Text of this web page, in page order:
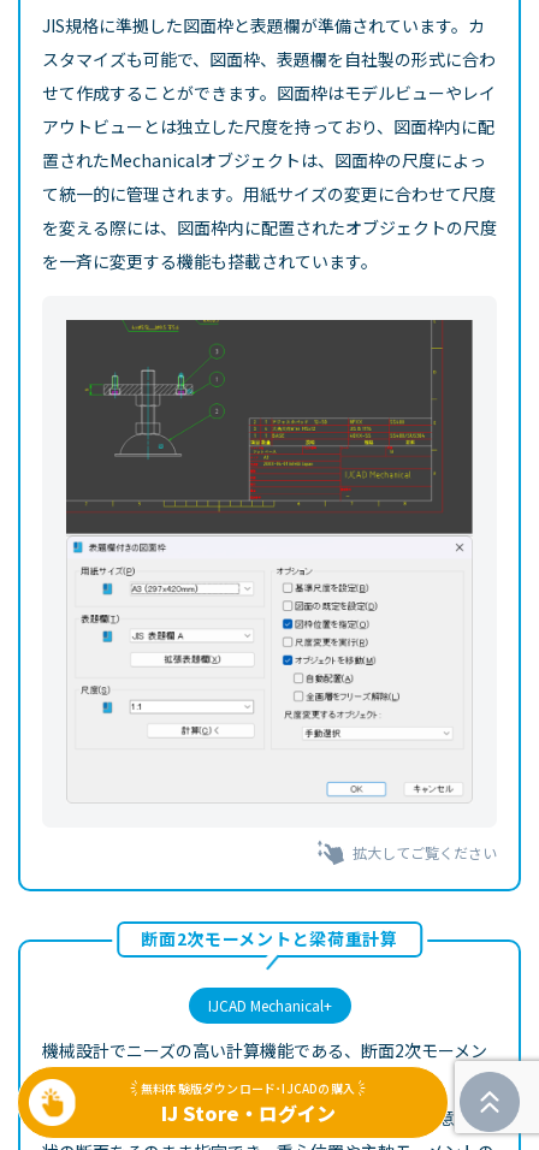
無料体験版ダウンロード･IJCADの購入
IJ Store・ログイン
JIS規格に準拠した図面枠と表題欄が準備されています。カ
スタマイズも可能で、図面枠、表題欄を自社製の形式に合わ
せて作成することができます。図面枠はモデルビューやレイ
アウトビューとは独立した尺度を持っており、図面枠内に配
置されたMechanicalオブジェクトは、図面枠の尺度によっ
て統一的に管理されます。用紙サイズの変更に合わせて尺度
を変える際には、図面枠内に配置されたオブジェクトの尺度
を一斉に変更する機能も搭載されています。
拡大してご覧ください
断面2次モーメントと梁荷重計算
IJCAD Mechanical+
機械設計でニーズの高い計算機能である、断面2次モーメン
トと梁のたわみ・モーメントを備えています。
断面2次モーメントの計算では、図面上に作成した任意の形